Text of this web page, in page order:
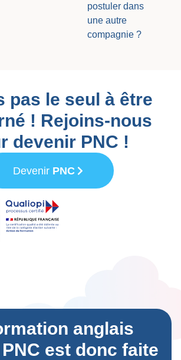
postuler dans
une autre
compagnie ?
pas le seul à être
! Rejoins-nous
devenir PNC !
Devenir PNC
anglais
est donc faite